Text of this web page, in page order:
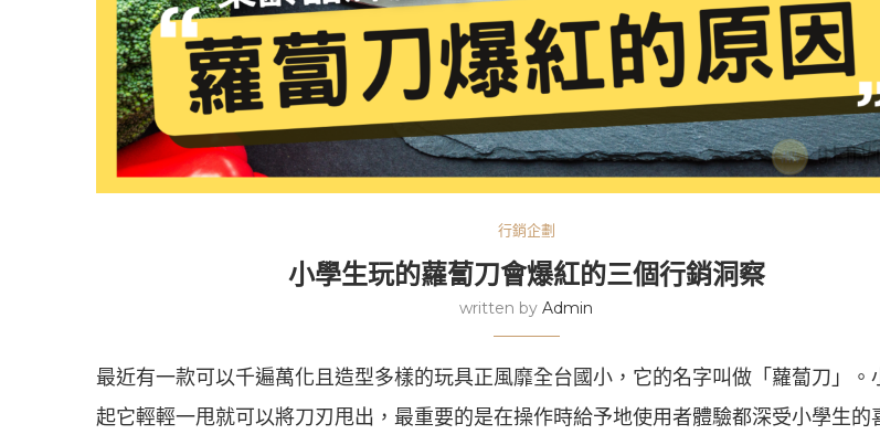
行銷企劃
小學生玩的蘿蔔刀會爆紅的三個行銷洞察
written byAdmin
最近有一款可以千遍萬化且造型多樣的玩具正風靡全台國小，它的名字叫做「蘿蔔刀」。
起它輕輕一甩就可以將刀刃甩出，最重要的是在操作時給予地使用者體驗都深受小學生的